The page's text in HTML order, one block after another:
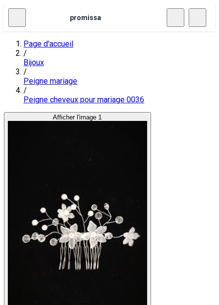
promissa
Page d'accueil
/
Bijoux
/
Peigne mariage
/
Peigne cheveux pour mariage 0036
Afficher l'image 1